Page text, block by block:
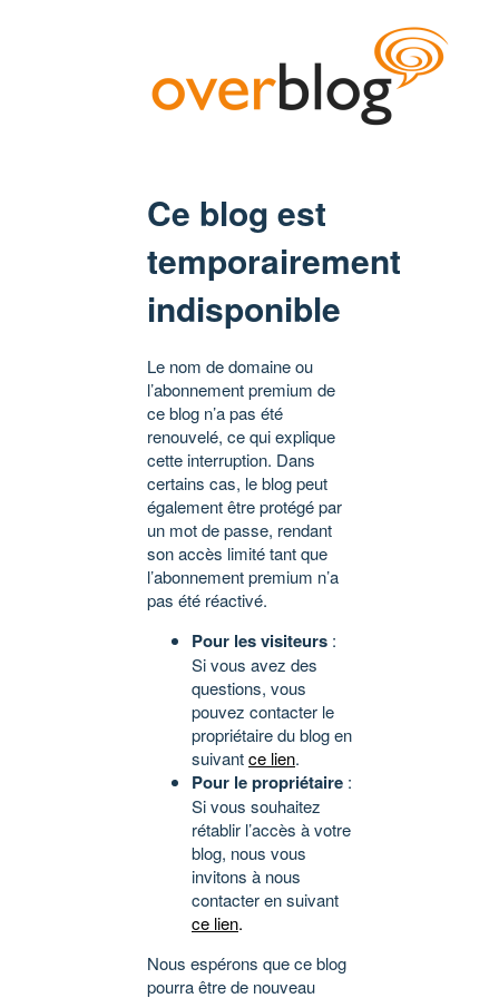
Ce blog est
temporairement
indisponible
Le nom de domaine ou
l’abonnement premium de
ce blog n’a pas été
renouvelé, ce qui explique
cette interruption. Dans
certains cas, le blog peut
également être protégé par
un mot de passe, rendant
son accès limité tant que
l’abonnement premium n’a
pas été réactivé.
Pour les visiteurs :
Si vous avez des
questions, vous
pouvez contacter le
propriétaire du blog en
suivantce lien.
Pour le propriétaire :
Si vous souhaitez
rétablir l’accès à votre
blog, nous vous
invitons à nous
contacter en suivant
ce lien.
Nous espérons que ce blog
pourra être de nouveau